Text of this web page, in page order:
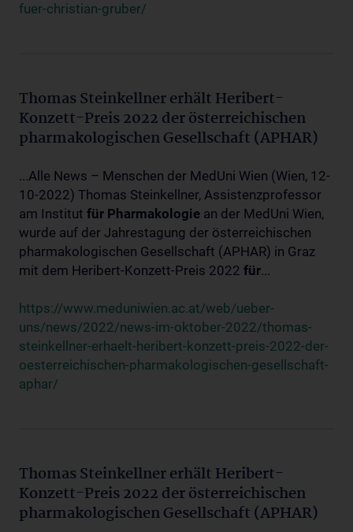
fuer-christian-gruber/
Thomas Steinkellner erhält Heribert-
Konzett-Preis 2022 der österreichischen
pharmakologischen Gesellschaft (APHAR)
...Alle News – Menschen der MedUni Wien (Wien, 12-
10-2022) Thomas Steinkellner, Assistenzprofessor
am Institut für Pharmakologie an der MedUni Wien,
wurde auf der Jahrestagung der österreichischen
pharmakologischen Gesellschaft (APHAR) in Graz
mit dem Heribert-Konzett-Preis 2022 für...
https://www.meduniwien.ac.at/web/ueber-
uns/news/2022/news-im-oktober-2022/thomas-
steinkellner-erhaelt-heribert-konzett-preis-2022-der-
oesterreichischen-pharmakologischen-gesellschaft-
aphar/
Thomas Steinkellner erhält Heribert-
Konzett-Preis 2022 der österreichischen
pharmakologischen Gesellschaft (APHAR)